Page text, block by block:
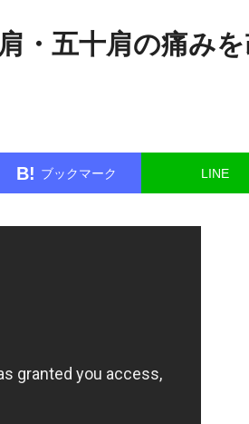
・五十肩の痛み
B! ブックマーク LINE